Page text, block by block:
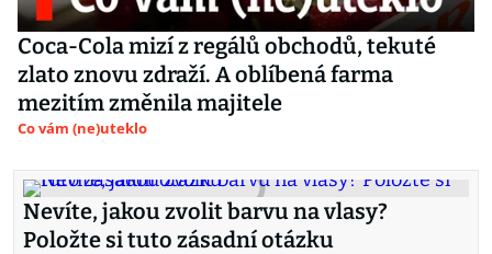
Coca-Cola mizí z regálů obchodů, tekuté
zlato znovu zdraží. A oblíbená farma
mezitím změnila majitele
Co vám (ne)uteklo
Nevíte, jakou zvolit barvu na vlasy?
Položte si tuto zásadní otázku